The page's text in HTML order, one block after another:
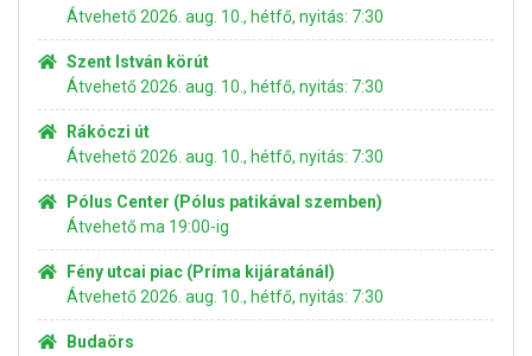
Átvehető 2026. aug. 10., hétfő, nyitás: 7:30
Szent István körút
Átvehető 2026. aug. 10., hétfő, nyitás: 7:30
Rákóczi út
Átvehető 2026. aug. 10., hétfő, nyitás: 7:30
Pólus Center (Pólus patikával szemben)
Átvehető ma 19:00-ig
Fény utcai piac (Príma kijáratánál)
Átvehető 2026. aug. 10., hétfő, nyitás: 7:30
Budaörs